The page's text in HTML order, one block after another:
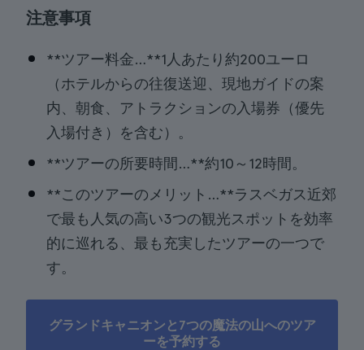
注意事項
**ツアー料金…**1人あたり約200ユーロ
（ホテルからの往復送迎、現地ガイドの案
内、朝食、アトラクションの入場券（優先
入場付き）を含む）。
**ツアーの所要時間…**約10～12時間。
**このツアーのメリット…**ラスベガス近郊
で最も人気の高い3つの観光スポットを効率
的に巡れる、最も充実したツアーの一つで
す。
グランドキャニオンと7つの魔法の山へのツア
ーを予約する